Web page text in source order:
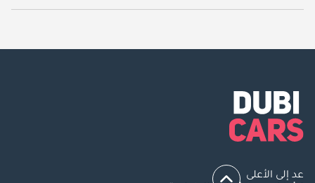
يبدأ سعر سيارة إنفينيتي Q50 مستعملة في دبي 44,700.
عد إلى الأعلى